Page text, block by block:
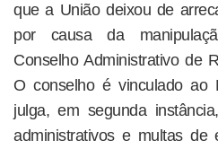
que a União deixou de
por causa da
Conselho Administrativo de
O conselho é vinculado ao
julga, em segunda
administrativos e multas de